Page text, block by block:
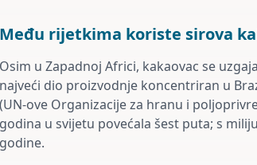
Među rijetkima koriste sirova
Osim u Zapadnoj Africi, kakaovac se
najveći dio proizvodnje koncentriran u
(UN-ove Organizacije za hranu i
godina u svijetu povećala šest puta; s
godine.